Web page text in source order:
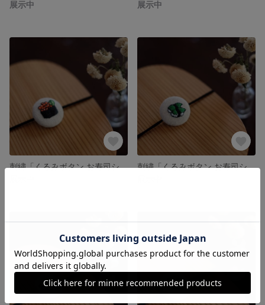
展示中 展示中
刺繍「くるみボタン お寿司シリーズ いくら軍艦」
刺繍「くるみボタン お寿司シリーズ 芽ネギ」